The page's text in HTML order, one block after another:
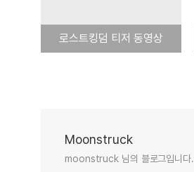
로스트킹덤 티저 동영상
Moonstruck
moonstruck 님의 블로그입니다.